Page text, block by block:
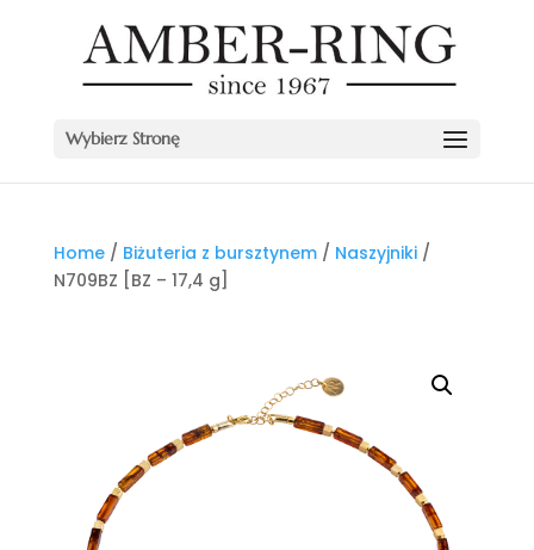
Wybierz Stronę
Home/ Biżuteria z bursztynem/ Naszyjniki/
N709BZ [BZ – 17,4 g]